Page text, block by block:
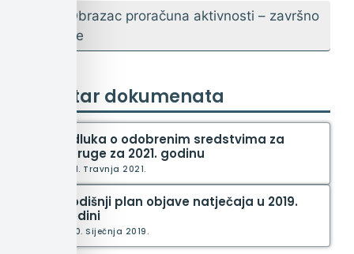
11. Obrazac proračuna aktivnosti – završno
izvješće
Registar dokumenata
Odluka o odobrenim sredstvima za
udruge za 2021. godinu
21. Travnja 2021.
Godišnji plan objave natječaja u 2019.
godini
30. Siječnja 2019.